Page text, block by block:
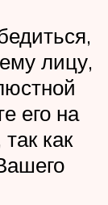
лицу,
его на
как